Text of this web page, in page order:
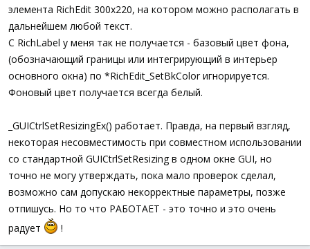
элемента RichEdit 300х220, на котором можно располагать в
дальнейшем любой текст.
С RichLabel у меня так не получается - базовый цвет фона,
(обозначающий границы или интегрирующий в интерьер
основного окна) по *RichEdit_SetBkColor игнорируется.
Фоновый цвет получается всегда белый.
_GUICtrlSetResizingEx() работает. Правда, на первый взгляд,
некоторая несовместимость при совместном использовании
со стандартной GUICtrlSetResizing в одном окне GUI, но
точно не могу утверждать, пока мало проверок сделал,
возможно сам допускаю некорректные параметры, позже
отпишусь. Но то что РАБОТАЕТ - это точно и это очень
радует
!